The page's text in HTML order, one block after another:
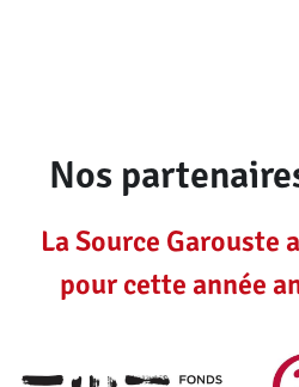
Nos
La Source Garouste
pour cette année